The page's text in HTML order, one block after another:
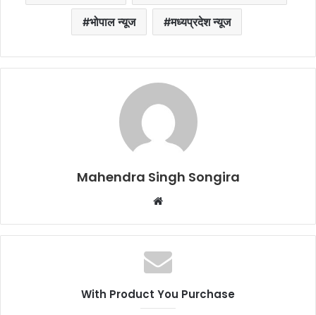
भोपाल न्यूज मध्यप्रदेश न्यूज
Mahendra Singh Songira
Website
With Product You Purchase